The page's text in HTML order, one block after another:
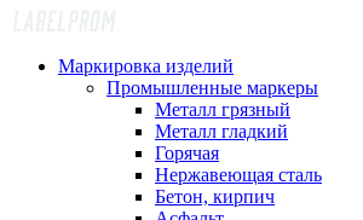
Маркировка изделий
Промышленные маркеры
Металл грязный
Металл гладкий
Горячая
Нержавеющая сталь
Бетон, кирпич